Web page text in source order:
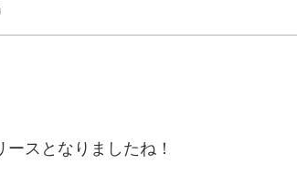
スとなりましたね！